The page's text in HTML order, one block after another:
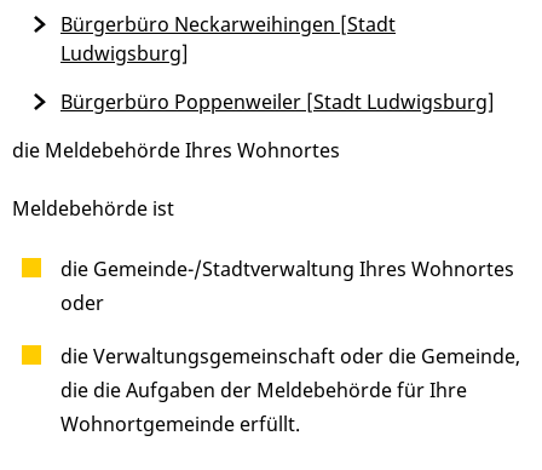
die Meldebehörde Ihres Wohnortes
Meldebehörde ist
die Gemeinde-/Stadtverwaltung Ihres Wohnortes
oder
die Verwaltungsgemeinschaft oder die Gemeinde,
die die Aufgaben der Meldebehörde für Ihre
Wohnortgemeinde erfüllt.
Bürgerbüro Neckarweihingen [Stadt
Ludwigsburg]
Bürgerbüro Poppenweiler [Stadt Ludwigsburg]